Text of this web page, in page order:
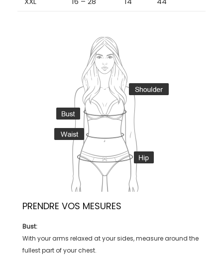
PRENDRE VOS MESURES
Bust:
With your arms relaxed at your sides, measure around the
fullest part of your chest.